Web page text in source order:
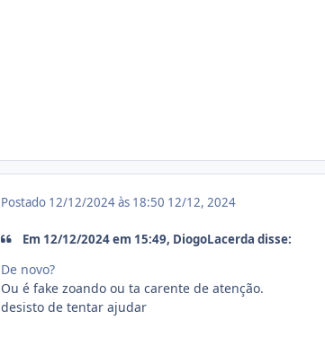
Postado 12/12/2024 às 18:50 12/12, 2024
Em 12/12/2024 em 15:49, DiogoLacerda disse:
De novo?
Ou é fake zoando ou ta carente de atenção.
desisto de tentar ajudar